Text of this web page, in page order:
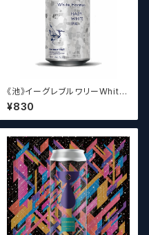
《池》イーグレブルワリーWhite
Harmony
¥830